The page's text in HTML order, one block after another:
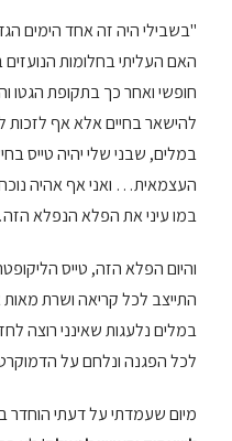
"בשבילי היה זה אחד הימים
האם העליתי בחלומות הנועזים
חופשי ואחר כך בתקופת הגטו
להישאר בחיים אלא אף לזכות
במלים, שבני שלי יהיה טייס
העצמאית… ואני אף אהיה
במו עיני את הפלא הנפלא
והיום הפלא הזה, טייס
התייצב לכל קריאה ושרת מאות
במלים נלעגות שאינני רוצה
לכל הפגנה ונלחם על
מיום שעמדתי על דעתי הוחדר בי